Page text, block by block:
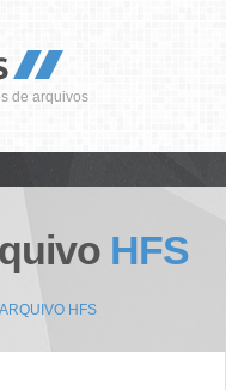
de arquivos
HFS
HFS